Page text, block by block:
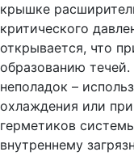
крышке
критического
открывается, что
образованию
неполадок –
охлаждения или
герметиков
внутреннему